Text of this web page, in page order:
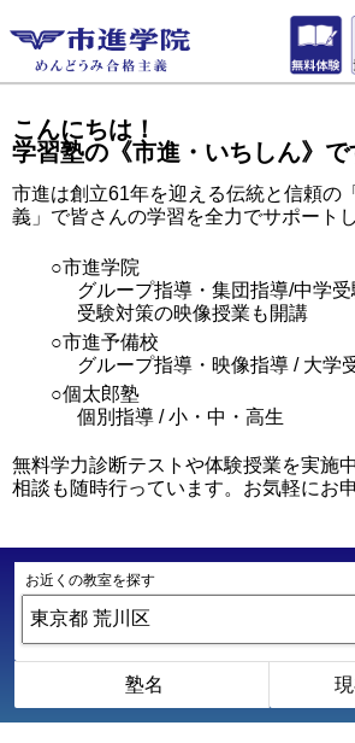
こんにちは！
学習塾の《市進・いちしん》で
市進は創立61年を迎える伝統と信頼の
義」で皆さんの学習を全力でサポートし
○市進学院
グループ指導・集団指導/中学
受験対策の映像授業も開講
○市進予備校
グループ指導・映像指導 / 大学
○個太郎塾
個別指導 / 小・中・高生
無料学力診断テストや体験授業を実施
相談も随時行っています。お気軽にお
お近くの教室を探す
塾名